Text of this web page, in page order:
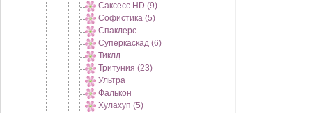
Саксесс HD (9)
Софистика (5)
Спаклерс
Суперкаскад (6)
Тиклд
Тритуния (23)
Ультра
Фалькон
Хулахуп (5)